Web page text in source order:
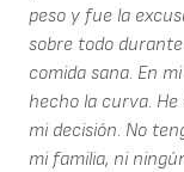
peso y fue la
sobre todo
comida sana. En
hecho la curva.
mi decisión. No
mi familia, ni